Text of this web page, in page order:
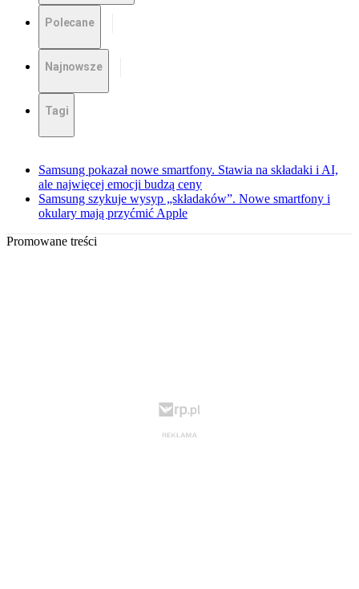
Polecane
Najnowsze
Tagi
Samsung pokazał nowe smartfony. Stawia na składaki i AI,
ale najwięcej emocji budzą ceny
Samsung szykuje wysyp „składaków”. Nowe smartfony i
okulary mają przyćmić Apple
Promowane treści